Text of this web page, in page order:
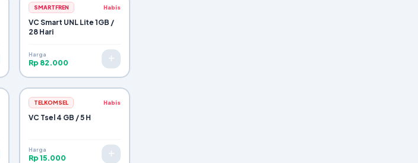
SMARTFREN Habis
VC Smart UNL Lite 1GB /
28 Hari
Harga
Rp 82.000
TELKOMSEL Habis
VC Tsel 4 GB / 5 H
Harga
Rp 15.000